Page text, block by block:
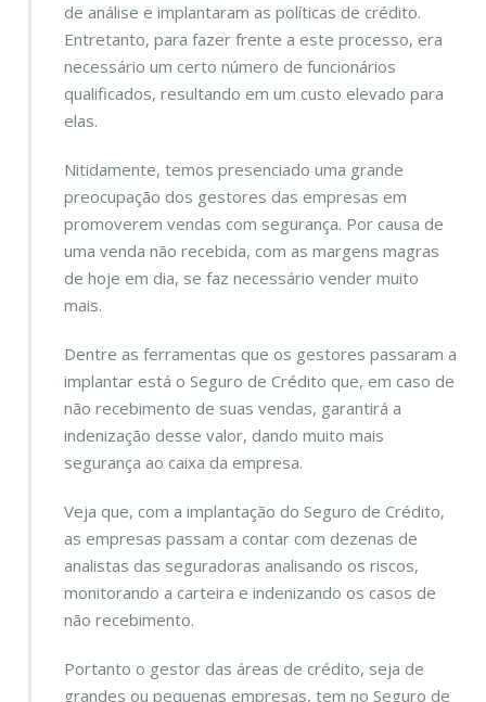
de análise e implantaram as políticas de crédito.
Entretanto, para fazer frente a este processo, era
necessário um certo número de funcionários
qualificados, resultando em um custo elevado para
elas.
Nitidamente, temos presenciado uma grande
preocupação dos gestores das empresas em
promoverem vendas com segurança. Por causa de
uma venda não recebida, com as margens magras
de hoje em dia, se faz necessário vender muito
mais.
Dentre as ferramentas que os gestores passaram a
implantar está o Seguro de Crédito que, em caso de
não recebimento de suas vendas, garantirá a
indenização desse valor, dando muito mais
segurança ao caixa da empresa.
Veja que, com a implantação do Seguro de Crédito,
as empresas passam a contar com dezenas de
analistas das seguradoras analisando os riscos,
monitorando a carteira e indenizando os casos de
não recebimento.
Portanto o gestor das áreas de crédito, seja de
grandes ou pequenas empresas, tem no Seguro de